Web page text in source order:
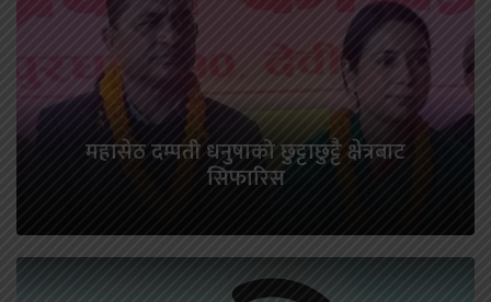
महासेठ दम्पती धनुषाको छुट्टाछुट्टै क्षेत्रबाट
सिफारिस